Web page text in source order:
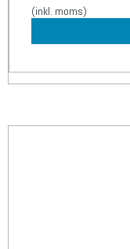
(inkl. moms)